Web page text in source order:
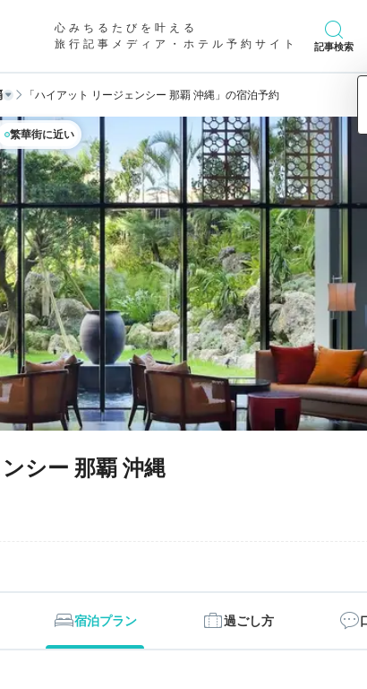
心みちるたびを叶える
旅行記事メディア・ホテル予約サイト
記事検索
「ハイアット リージェンシー 那覇 沖縄」の宿泊予約
繁華街に近い
シー 那覇 沖縄
宿泊プラン 過ごし方